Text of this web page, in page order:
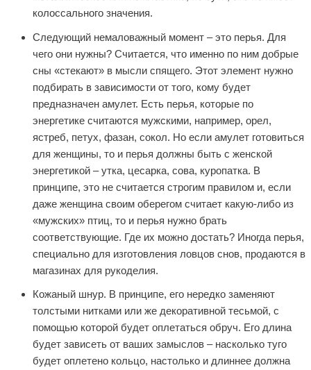
колоссального значения.
Следующий немаловажный момент – это перья. Для
чего они нужны? Считается, что именно по ним добрые
сны «стекают» в мысли спящего. Этот элемент нужно
подбирать в зависимости от того, кому будет
предназначен амулет. Есть перья, которые по
энергетике считаются мужскими, например, орел,
ястреб, петух, фазан, сокол. Но если амулет готовиться
для женщины, то и перья должны быть с женской
энергетикой – утка, цесарка, сова, куропатка. В
принципе, это не считается строгим правилом и, если
даже женщина своим оберегом считает какую-либо из
«мужских» птиц, то и перья нужно брать
соответствующие. Где их можно достать? Иногда перья,
специально для изготовления ловцов снов, продаются в
магазинах для рукоделия.
Кожаный шнур. В принципе, его нередко заменяют
толстыми нитками или же декоративной тесьмой, с
помощью которой будет оплетаться обруч. Его длина
будет зависеть от ваших замыслов – насколько туго
будет оплетено кольцо, настолько и длиннее должна